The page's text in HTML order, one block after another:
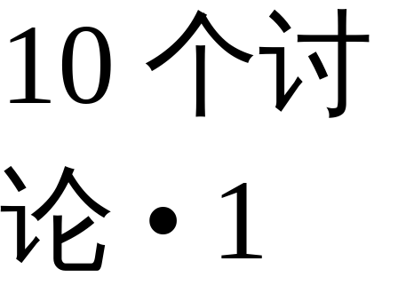
10 个讨
论 • 1